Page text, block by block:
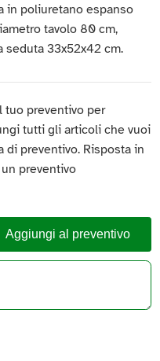
in poliuretano espanso
tavolo 80 cm,
seduta 33x52x42 cm.
tuo preventivo per
tutti gli articoli che vuoi
di preventivo. Risposta in
preventivo
Aggiungi al preventivo